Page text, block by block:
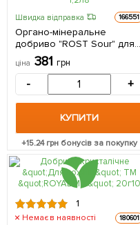
Швидка відправка 166551
Органо-мінеральне
добриво "ROST Sour" для
лохини ТМ "Восор" 1,2л
ціна 381 грн
- +
КУПИТИ
+15.24грн бонусів за покупку
1
Немає в наявності 180601